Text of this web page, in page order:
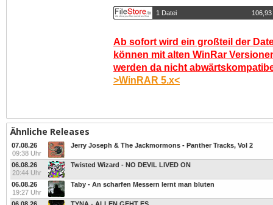
1 Datei
Ab sofort wird ein großteil der
können mit alten WinRar
werden da nicht
>WinRAR 5.x<
Ähnliche Releases
07.08.26
09:38 Uhr
Jerry Joseph & The Jackmormons - Panther Tracks, Vol 2
06.08.26
20:44 Uhr
Twisted Wizard - NO DEVIL LIVED ON
06.08.26
19:27 Uhr
Taby - An scharfen Messern lernt man bluten